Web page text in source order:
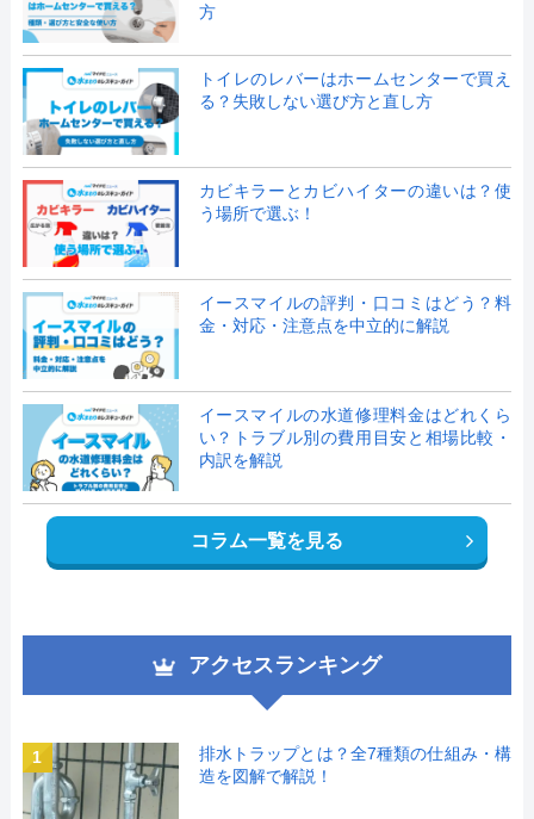
方
トイレのレバーはホームセンターで買え
る？失敗しない選び方と直し方
カビキラーとカビハイターの違いは？使
う場所で選ぶ！
イースマイルの評判・口コミはどう？料
金・対応・注意点を中立的に解説
イースマイルの水道修理料金はどれくら
い？トラブル別の費用目安と相場比較・
内訳を解説
コラム一覧を見る
アクセスランキング
1
排水トラップとは？全7種類の仕組み・構
造を図解で解説！